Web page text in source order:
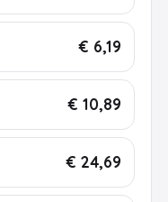
€ 6,19
€ 10,89
€ 24,69